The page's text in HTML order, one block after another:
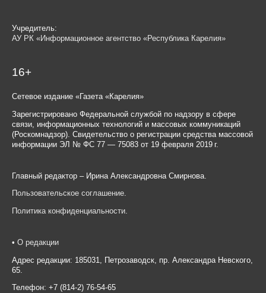
Учредитель:
АУ РК «Информационное агентство «Республика Карелия»
16+
Сетевое издание «Газета «Карелия»
Зарегистрировано Федеральной службой по надзору в сфере
связи, информационных технологий и массовых коммуникаций
(Роскомнадзор). Свидетельство о регистрации средства массовой
информации ЭЛ № ФС 77 — 75083 от 19 февраля 2019 г.
Главный редактор – Ирина Александровна Смирнова.
Пользовательское соглашение.
Политика конфиденциальности.
• О редакции
Адрес редакции: 185031, Петрозаводск, пр. Александра Невского,
65.
Телефон: +7 (814-2) 76-54-65